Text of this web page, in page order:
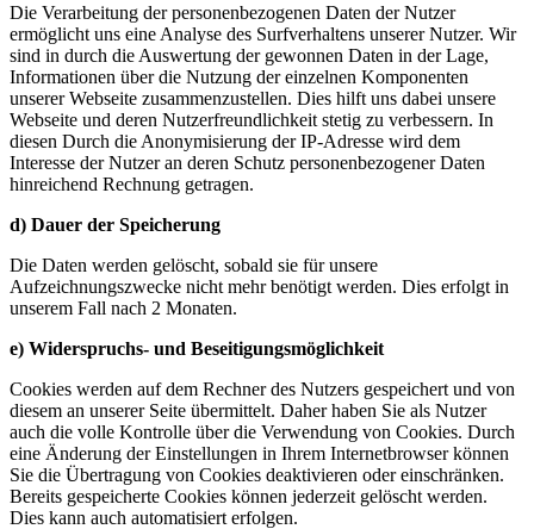
Die Verarbeitung der personenbezogenen Daten der Nutzer
ermöglicht uns eine Analyse des Surfverhaltens unserer Nutzer. Wir
sind in durch die Auswertung der gewonnen Daten in der Lage,
Informationen über die Nutzung der einzelnen Komponenten
unserer Webseite zusammenzustellen. Dies hilft uns dabei unsere
Webseite und deren Nutzerfreundlichkeit stetig zu verbessern. In
diesen Durch die Anonymisierung der IP-Adresse wird dem
Interesse der Nutzer an deren Schutz personenbezogener Daten
hinreichend Rechnung getragen.
d) Dauer der Speicherung
Die Daten werden gelöscht, sobald sie für unsere
Aufzeichnungszwecke nicht mehr benötigt werden. Dies erfolgt in
unserem Fall nach 2 Monaten.
e) Widerspruchs- und Beseitigungsmöglichkeit
Cookies werden auf dem Rechner des Nutzers gespeichert und von
diesem an unserer Seite übermittelt. Daher haben Sie als Nutzer
auch die volle Kontrolle über die Verwendung von Cookies. Durch
eine Änderung der Einstellungen in Ihrem Internetbrowser können
Sie die Übertragung von Cookies deaktivieren oder einschränken.
Bereits gespeicherte Cookies können jederzeit gelöscht werden.
Dies kann auch automatisiert erfolgen.